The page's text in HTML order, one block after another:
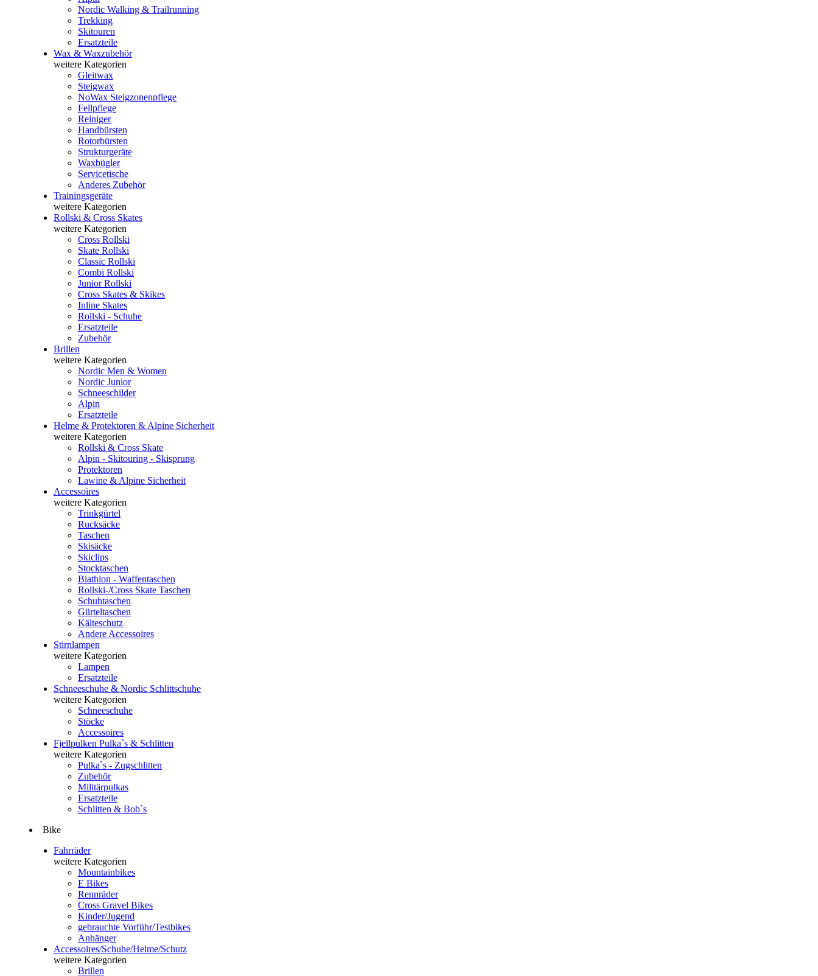
Nordic Walking & Trailrunning
Trekking
Skitouren
Ersatzteile
Wax & Waxzubehör
weitere Kategorien
Gleitwax
Steigwax
NoWax Steigzonenpflege
Fellpflege
Reiniger
Handbürsten
Rotorbürsten
Strukturgeräte
Waxbügler
Servicetische
Anderes Zubehör
Trainingsgeräte
weitere Kategorien
Rollski & Cross Skates
weitere Kategorien
Cross Rollski
Skate Rollski
Classic Rollski
Combi Rollski
Junior Rollski
Cross Skates & Skikes
Inline Skates
Rollski - Schuhe
Ersatzteile
Zubehör
Brillen
weitere Kategorien
Nordic Men & Women
Nordic Junior
Schneeschilder
Alpin
Ersatzteile
Helme & Protektoren & Alpine Sicherheit
weitere Kategorien
Rollski & Cross Skate
Alpin - Skitouring - Skisprung
Protektoren
Lawine & Alpine Sicherheit
Accessoires
weitere Kategorien
Trinkgürtel
Rucksäcke
Taschen
Skisäcke
Skiclips
Stocktaschen
Biathlon - Waffentaschen
Rollski-/Cross Skate Taschen
Schuhtaschen
Gürteltaschen
Kälteschutz
Andere Accessoires
Stirnlampen
weitere Kategorien
Lampen
Ersatzteile
Schneeschuhe & Nordic Schlittschuhe
weitere Kategorien
Schneeschuhe
Stöcke
Accessoires
Fjellpulken Pulka`s & Schlitten
weitere Kategorien
Pulka`s - Zugschlitten
Zubehör
Militärpulkas
Ersatzteile
Schlitten & Bob`s
Bike
Fahrräder
weitere Kategorien
Mountainbikes
E Bikes
Rennräder
Cross Gravel Bikes
Kinder/Jugend
gebrauchte Vorführ/Testbikes
Anhänger
Accessoires/Schuhe/Helme/Schutz
weitere Kategorien
Brillen